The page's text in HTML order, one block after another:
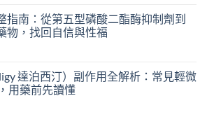
指南：從第五型磷酸二酯酶抑制劑到
物，找回自信與性福
達泊西汀）副作用全解析：常見輕微
用藥前先讀懂